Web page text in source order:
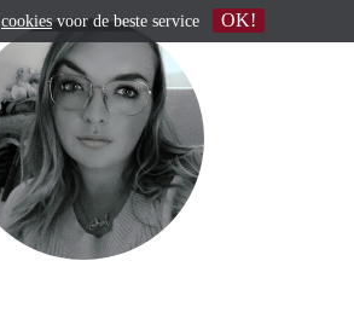
cookiesvoor de beste service OK!